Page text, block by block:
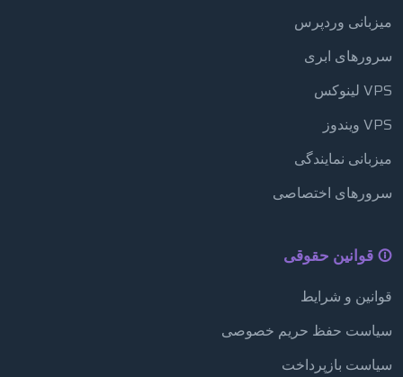
میزبانی وردپرس
سرورهای ابری
VPS لینوکس
VPS ویندوز
میزبانی نمایندگی
سرورهای اختصاصی
قوانین حقوقی
قوانین و شرایط
سیاست حفظ حریم خصوصی
سیاست بازپرداخت